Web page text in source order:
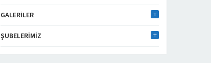
GALERILER
ŞUBELERIMIZ